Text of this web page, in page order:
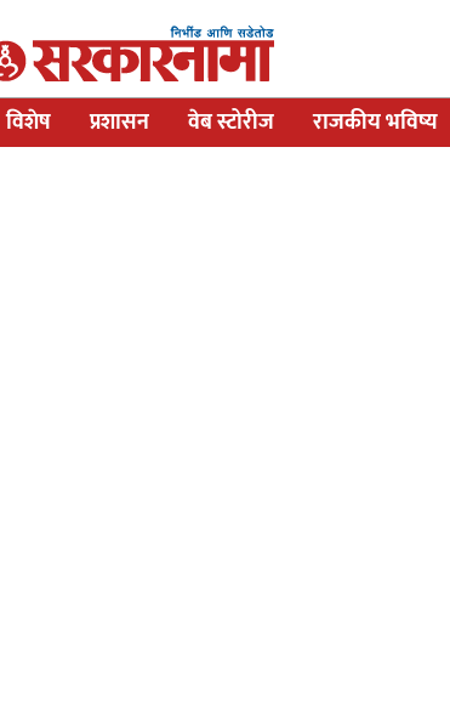
विशेष प्रशासन वेब स्टोरीज राजकीय भविष्य